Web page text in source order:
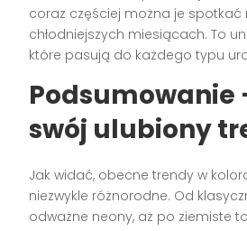
coraz częściej można je spotkać
chłodniejszych miesiącach. To
które pasują do każdego typu
Podsumowanie
swój ulubiony
Jak widać, obecne trendy w
niezwykle różnorodne. Od
odważne neony, aż po ziemiste